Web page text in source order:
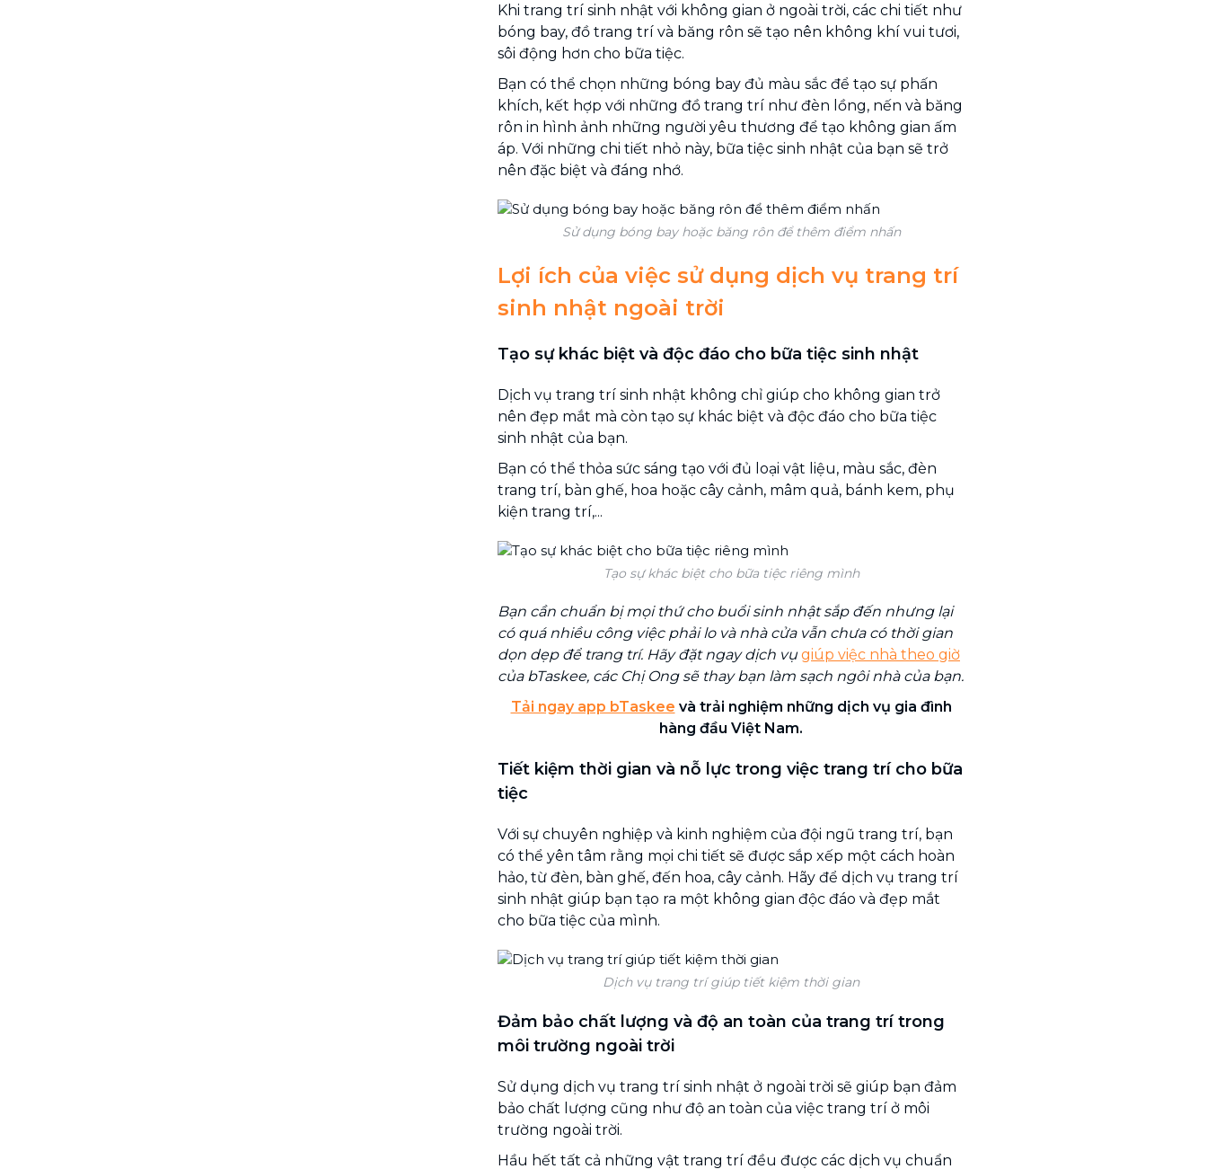
Khi trang trí sinh nhật với không gian ở ngoài trời, các chi tiết như
bóng bay, đồ trang trí và băng rôn sẽ tạo nên không khí vui tươi,
sôi động hơn cho bữa tiệc.
Bạn có thể chọn những bóng bay đủ màu sắc để tạo sự phấn
khích, kết hợp với những đồ trang trí như đèn lồng, nến và băng
rôn in hình ảnh những người yêu thương để tạo không gian ấm
áp. Với những chi tiết nhỏ này, bữa tiệc sinh nhật của bạn sẽ trở
nên đặc biệt và đáng nhớ.
Sử dụng bóng bay hoặc băng rôn để thêm điểm nhấn
Lợi ích của việc sử dụng dịch vụ trang trí
sinh nhật ngoài trời
Tạo sự khác biệt và độc đáo cho bữa tiệc sinh nhật
Dịch vụ trang trí sinh nhật không chỉ giúp cho không gian trở
nên đẹp mắt mà còn tạo sự khác biệt và độc đáo cho bữa tiệc
sinh nhật của bạn.
Bạn có thể thỏa sức sáng tạo với đủ loại vật liệu, màu sắc, đèn
trang trí, bàn ghế, hoa hoặc cây cảnh, mâm quả, bánh kem, phụ
kiện trang trí,...
Tạo sự khác biệt cho bữa tiệc riêng mình
Bạn cần chuẩn bị mọi thứ cho buổi sinh nhật sắp đến nhưng lại
có quá nhiều công việc phải lo và nhà cửa vẫn chưa có thời gian
dọn dẹp để trang trí. Hãy đặt ngay dịch vụ giúp việc nhà theo giờ
của bTaskee, các Chị Ong sẽ thay bạn làm sạch ngôi nhà của bạn.
Tải ngay app bTaskee và trải nghiệm những dịch vụ gia đình
hàng đầu Việt Nam.
Tiết kiệm thời gian và nỗ lực trong việc trang trí cho bữa
tiệc
Với sự chuyên nghiệp và kinh nghiệm của đội ngũ trang trí, bạn
có thể yên tâm rằng mọi chi tiết sẽ được sắp xếp một cách hoàn
hảo, từ đèn, bàn ghế, đến hoa, cây cảnh. Hãy để dịch vụ trang trí
sinh nhật giúp bạn tạo ra một không gian độc đáo và đẹp mắt
cho bữa tiệc của mình.
Dịch vụ trang trí giúp tiết kiệm thời gian
Đảm bảo chất lượng và độ an toàn của trang trí trong
môi trường ngoài trời
Sử dụng dịch vụ trang trí sinh nhật ở ngoài trời sẽ giúp bạn đảm
bảo chất lượng cũng như độ an toàn của việc trang trí ở môi
trường ngoài trời.
Hầu hết tất cả những vật trang trí đều được các dịch vụ chuẩn